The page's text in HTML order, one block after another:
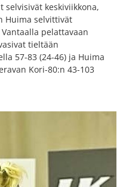
keskiviikkona,
Huima selvittivät
pelattavaan
tieltään
57-83 (24-46) ja Huima
Kori-80:n 43-103